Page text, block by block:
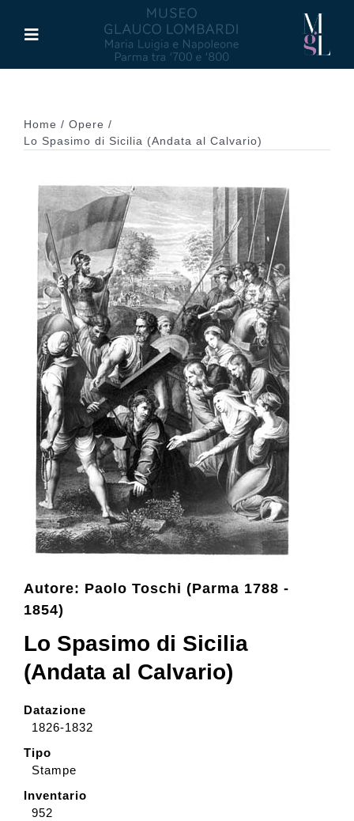
contenuto
Toggle
Maria Luigia d’Asburgo
Glauco Lombardi
Palazzo di Riserva
Attività
Pubblicazioni
Collezione
Contatti e biglietti
Accessibilità
Dona
Cerca
Home
Opere
Lo Spasimo di Sicilia (Andata al Calvario)
Autore: Paolo Toschi (Parma 1788 -
1854)
Lo Spasimo di Sicilia
(Andata al Calvario)
Datazione
1826-1832
Tipo
Stampe
Inventario
952